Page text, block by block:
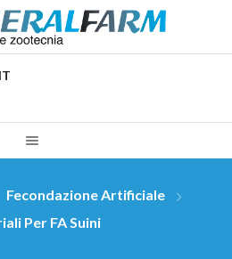
Fecondazione Artificiale
Per FA Suini